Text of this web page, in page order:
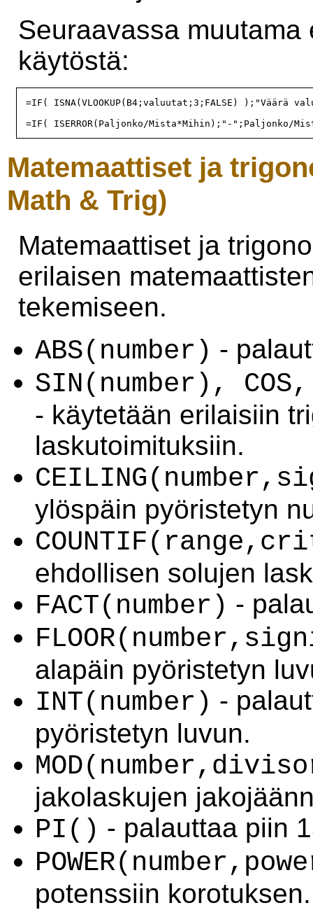
Seuraavassa
käytöstä:
=IF( ISNA(VLOOKUP(B4;valuutat;3;FALSE) );"Väärä
Matemaattiset ja
Math & Trig)
Matemaattiset ja
erilaisen
tekemiseen.
ABS(number) -
SIN(number),
- käytetään erilaisiin
laskutoimituksiin.
ylöspäin pyöristetyn
ehdollisen solujen
FACT(number) -
alapäin pyöristetyn
INT(number) -
pyöristetyn luvun.
jakolaskujen
PI() - palauttaa piin
potenssiin korotuksen.